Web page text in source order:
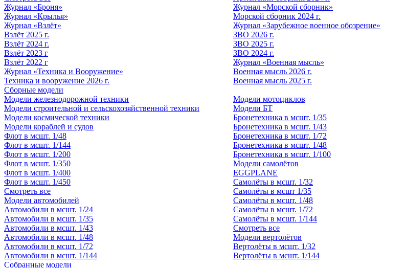
Журнал «Броня»
Журнал «Крылья»
Журнал «Взлёт»
Взлёт 2025 г.
Взлёт 2024 г.
Взлёт 2023 г
Взлёт 2022 г
Журнал «Техника и Вооружение»
Техника и вооружение 2026 г.
Журнал «Морской сборник»
Морской сборник 2024 г.
Журнал «Зарубежное военное обозрение»
ЗВО 2026 г.
ЗВО 2025 г.
ЗВО 2024 г.
Журнал «Военная мысль»
Военная мысль 2026 г.
Военная мысль 2025 г.
Сборные модели
Модели железнодорожной техники
Модели строительной и сельскохозяйственной техники
Модели космической техники
Модели кораблей и судов
Флот в мсшт. 1/48
Флот в мсшт. 1/144
Флот в мсшт. 1/200
Флот в мсшт. 1/350
Флот в мсшт. 1/400
Флот в мсшт. 1/450
Смотреть все
Модели автомобилей
Автомобили в мсшт. 1/24
Автомобили в мсшт. 1/35
Автомобили в мсшт. 1/43
Автомобили в мсшт. 1/48
Автомобили в мсшт. 1/72
Автомобили в мсшт. 1/144
Модели мотоциклов
Модели БТ
Бронетехника в мсшт. 1/35
Бронетехника в мсшт. 1/43
Бронетехника в мсшт. 1/72
Бронетехника в мсшт. 1/48
Бронетехника в мсшт. 1/100
Модели самолётов
EGGPLANE
Самолёты в мсшт. 1/32
Самолёты в мсшт 1/35
Самолёты в мсшт. 1/48
Самолёты в мсшт. 1/72
Самолёты в мсшт. 1/144
Смотреть все
Модели вертолётов
Вертолёты в мсшт. 1/32
Вертолёты в мсшт. 1/144
Собранные модели